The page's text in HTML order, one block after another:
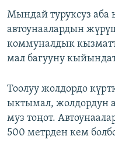
Мындай туруксуз
автоунаалардын
коммуналдык
мал багууну
Тоолуу жолдордо
ыктымал, жолдордун
муз тоңот.
500 метрден кем